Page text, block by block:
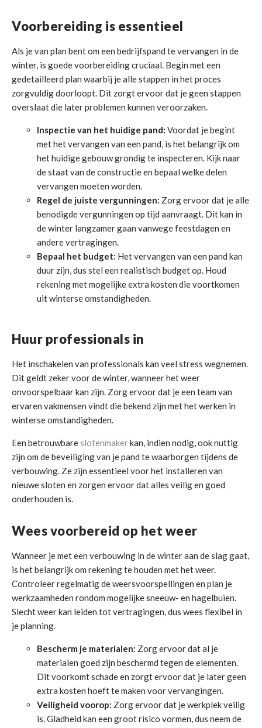
Voorbereiding is essentieel
Als je van plan bent om een bedrijfspand te vervangen in de
winter, is goede voorbereiding cruciaal. Begin met een
gedetailleerd plan waarbij je alle stappen in het proces
zorgvuldig doorloopt. Dit zorgt ervoor dat je geen stappen
overslaat die later problemen kunnen veroorzaken.
Inspectie van het huidige pand: Voordat je begint
met het vervangen van een pand, is het belangrijk om
het huidige gebouw grondig te inspecteren. Kijk naar
de staat van de constructie en bepaal welke delen
vervangen moeten worden.
Regel de juiste vergunningen: Zorg ervoor dat je alle
benodigde vergunningen op tijd aanvraagt. Dit kan in
de winter langzamer gaan vanwege feestdagen en
andere vertragingen.
Bepaal het budget: Het vervangen van een pand kan
duur zijn, dus stel een realistisch budget op. Houd
rekening met mogelijke extra kosten die voortkomen
uit winterse omstandigheden.
Huur professionals in
Het inschakelen van professionals kan veel stress wegnemen.
Dit geldt zeker voor de winter, wanneer het weer
onvoorspelbaar kan zijn. Zorg ervoor dat je een team van
ervaren vakmensen vindt die bekend zijn met het werken in
winterse omstandigheden.
Een betrouwbareslotenmakerkan, indien nodig, ook nuttig
zijn om de beveiliging van je pand te waarborgen tijdens de
verbouwing. Ze zijn essentieel voor het installeren van
nieuwe sloten en zorgen ervoor dat alles veilig en goed
onderhouden is.
Wees voorbereid op het weer
Wanneer je met een verbouwing in de winter aan de slag gaat,
is het belangrijk om rekening te houden met het weer.
Controleer regelmatig de weersvoorspellingen en plan je
werkzaamheden rondom mogelijke sneeuw- en hagelbuien.
Slecht weer kan leiden tot vertragingen, dus wees flexibel in
je planning.
Bescherm je materialen: Zorg ervoor dat al je
materialen goed zijn beschermd tegen de elementen.
Dit voorkomt schade en zorgt ervoor dat je later geen
extra kosten hoeft te maken voor vervangingen.
Veiligheid voorop: Zorg ervoor dat je werkplek veilig
is. Gladheid kan een groot risico vormen, dus neem de